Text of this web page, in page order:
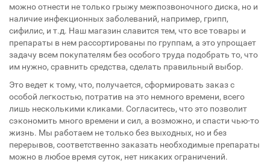
можно отнести не только грыжу межпозвоночного диска, но и
наличие инфекционных заболеваний, например, грипп,
сифилис, и т.д. Наш магазин славится тем, что все товары и
препараты в нем рассортированы по группам, а это упрощает
задачу всем покупателям без особого труда подобрать то, что
им нужно, сравнить средства, сделать правильный выбор.
Это ведет к тому, что, получается, сформировать заказ с
особой легкостью, потратив на это немного времени, всего
лишь несколькими кликами. Согласитесь, что это позволит
сэкономить много времени и сил, а возможно, и спасти чью-то
жизнь. Мы работаем не только без выходных, но и без
перерывов, соответственно заказать необходимые препараты
можно в любое время суток, нет никаких ограничений.